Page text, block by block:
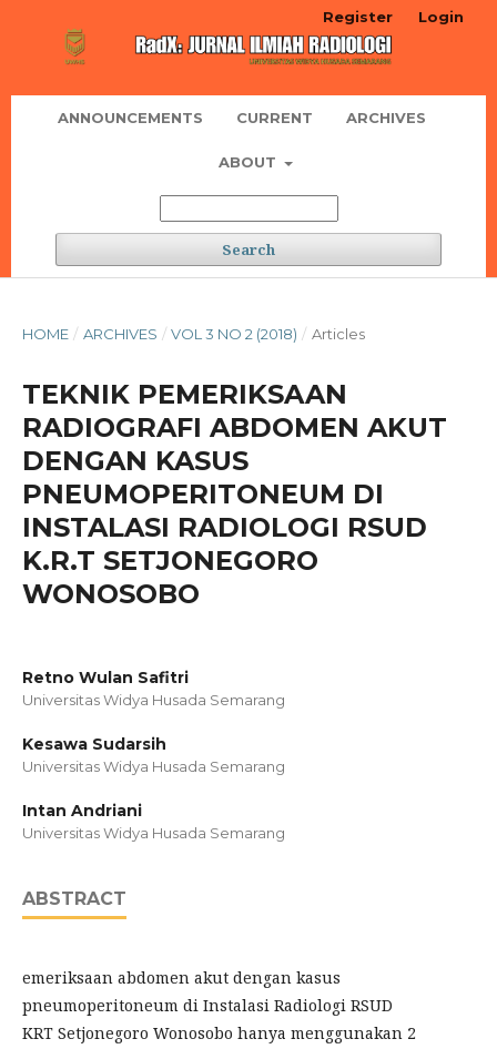
ANNOUNCEMENTS CURRENT ARCHIVES
ABOUT
Search
Register Login
HOME / ARCHIVES / VOL 3 NO 2 (2018) / Articles
TEKNIK PEMERIKSAAN
RADIOGRAFI ABDOMEN AKUT
DENGAN KASUS
PNEUMOPERITONEUM DI
INSTALASI RADIOLOGI RSUD
K.R.T SETJONEGORO
WONOSOBO
Retno Wulan Safitri
Universitas Widya Husada Semarang
Kesawa Sudarsih
Universitas Widya Husada Semarang
Intan Andriani
Universitas Widya Husada Semarang
ABSTRACT
emeriksaan abdomen akut dengan kasus
pneumoperitoneum di Instalasi Radiologi RSUD
KRT Setjonegoro Wonosobo hanya menggunakan 2